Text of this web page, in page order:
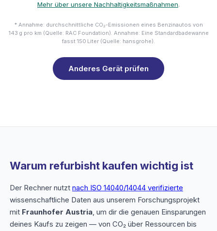
Mehr über unsere Nachhaltigkeitsmaßnahmen.
* Annahme: durchschnittliche CO₂-Emissionen eines Benzinautos von
143 g pro km (Quelle: RAC Foundation). Annahme: Eine Standardbadewanne
fasst 150 Liter (Quelle: hansgrohe).
Anderes Gerät prüfen
Warum refurbisht kaufen wichtig ist
Der Rechner nutzt nach ISO 14040/14044 verifizierte
wissenschaftliche Daten aus unserem Forschungsprojekt
mit Fraunhofer Austria, um dir die genauen Einsparungen
deines Kaufs zu zeigen — von CO₂ über Ressourcen bis